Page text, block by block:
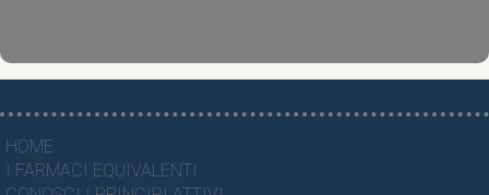
HOME
I FARMACI EQUIVALENTI